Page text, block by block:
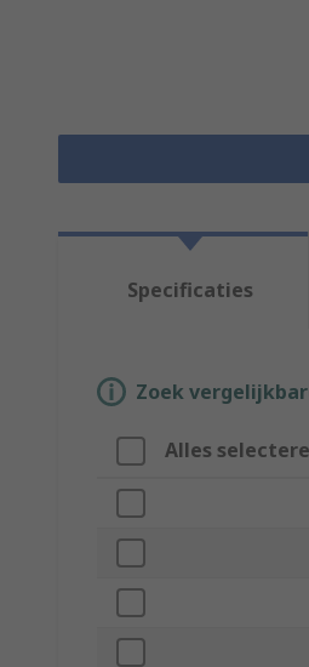
Specificaties
Zoek
Alles